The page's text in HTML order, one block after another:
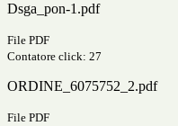
Dsga_pon-1.pdf
File PDF
Contatore click: 27
ORDINE_6075752_2.pdf
File PDF